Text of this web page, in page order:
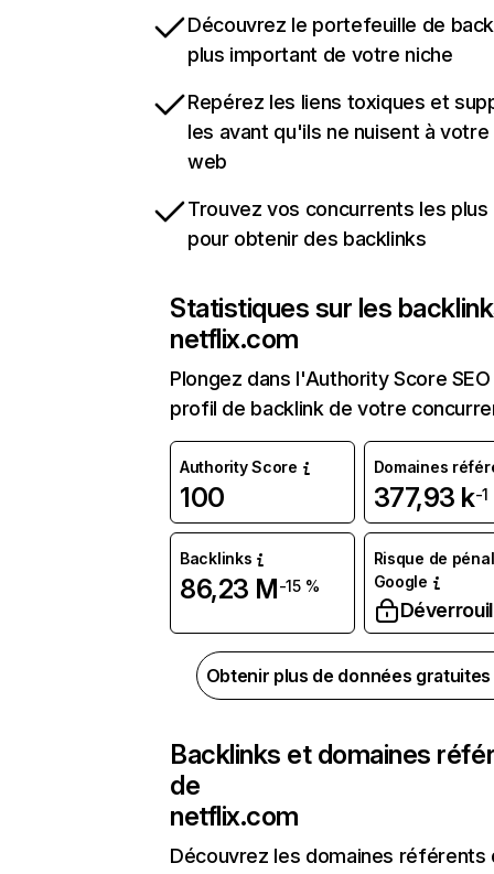
Découvrez le portefeuille de
plus important de votre niche
Repérez les liens toxiques et
les avant qu'ils ne nuisent à
web
Trouvez vos concurrents les
pour obtenir des backlinks
Statistiques sur les
netflix.com
Plongez dans l'Authority Score
profil de backlink de votre
Authority Score
100
Domaines
377,93 k-1
Backlinks
86,23 M-15 %
Risque de
Google
Obtenir plus de données
Backlinks et domaines
de
netflix.com
Découvrez les domaines référents